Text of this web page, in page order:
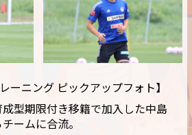
ーニング ピックアップフォト】
型期限付き移籍で加入した中島
ームに合流。